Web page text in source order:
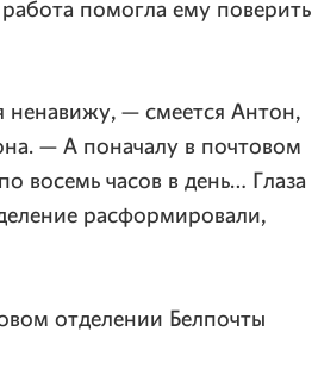
помогла ему поверить
ненавижу, — смеется Антон,
— А поначалу в почтовом
восемь часов в день… Глаза
расформировали,
отделении Белпочты